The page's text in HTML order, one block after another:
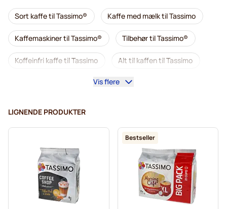
Sort kaffe til Tassimo® Kaffe med mælk til Tassimo
Kaffemaskiner til Tassimo® Tilbehør til Tassimo®
Koffeinfri kaffe til Tassimo Alt til kaffen til Tassimo
Afkalkning og plejeprodukter til Tassimo
Jacobs kaffekapsler til Tassimo Kapsler til Tassimo®
Friele kaffekapsler til Tassimo
Marcilla kaffekapsler til Tassimo Til Tassimo®
Kakao og te til Tassimo®
Vis flere
LIGNENDE PRODUKTER
Bestseller